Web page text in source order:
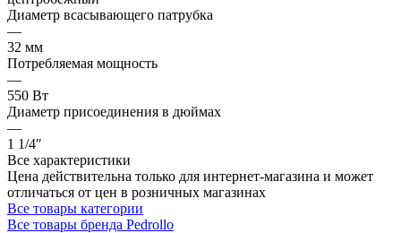
Диаметр всасывающего патрубка
—
32 мм
Потребляемая мощность
—
550 Вт
Диаметр присоединения в дюймах
—
1 1/4″
Все характеристики
Цена действительна только для интернет-магазина и может
отличаться от цен в розничных магазинах
Все товары категории
Все товары бренда Pedrollo